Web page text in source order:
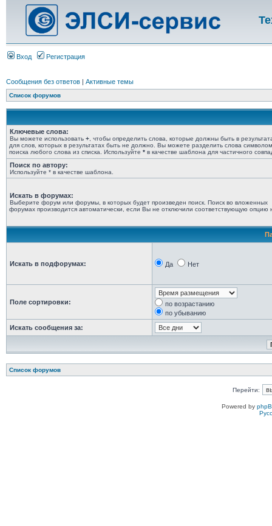
Вход Регистрация
Сообщения без ответов | Активные темы
Список форумов
Ключевые слова:
Вы можете использовать + , чтобы определить слова, которые должны быть в
для слов, которых в результатах быть не должно. Вы можете разделить слова
поиска любого слова из списка. Используйте * в качестве шаблона для частичного
Поиск по автору:
Используйте * в качестве шаблона.
Искать в форумах:
Выберите форум или форумы, в которых будет произведен поиск. Поиск во вложенных
форумах производится автоматически, если Вы не отключили соответствующую опцию
Искать в подфорумах: Да Нет
Поле сортировки:
по возрастанию
по убыванию
Искать сообщения за:
Список форумов
Перейти:
Powered by